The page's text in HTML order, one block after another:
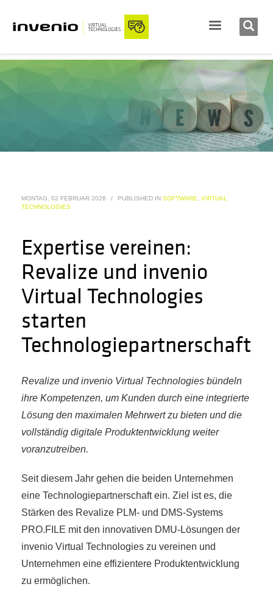
MONTAG, 02 FEBRUAR 2026 / PUBLISHED IN SOFTWARE
VIRTUAL
TECHNOLOGIES
Expertise vereinen:
Revalize und invenio
Virtual Technologies
starten
Technologiepartnerschaft
Revalize und invenio Virtual Technologies bündeln
ihre Kompetenzen, um Kunden durch eine integrierte
Lösung den maximalen Mehrwert zu bieten und die
vollständig digitale Produktentwicklung weiter
voranzutreiben.
Seit diesem Jahr gehen die beiden Unternehmen
eine Technologiepartnerschaft ein. Ziel ist es, die
Stärken des Revalize PLM- und DMS-Systems
PRO.FILE mit den innovativen DMU-Lösungen der
invenio Virtual Technologies zu vereinen und
Unternehmen eine effizientere Produktentwicklung
zu ermöglichen.